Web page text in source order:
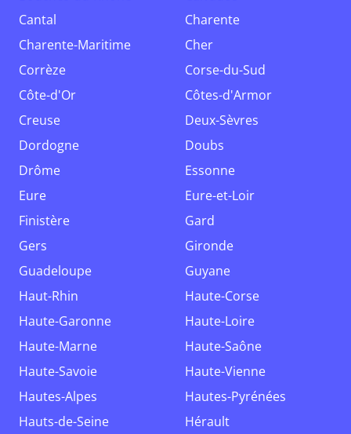
Cantal
Charente
Charente-Maritime
Cher
Corrèze
Corse-du-Sud
Côte-d'Or
Côtes-d'Armor
Creuse
Deux-Sèvres
Dordogne
Doubs
Drôme
Essonne
Eure
Eure-et-Loir
Finistère
Gard
Gers
Gironde
Guadeloupe
Guyane
Haut-Rhin
Haute-Corse
Haute-Garonne
Haute-Loire
Haute-Marne
Haute-Saône
Haute-Savoie
Haute-Vienne
Hautes-Alpes
Hautes-Pyrénées
Hauts-de-Seine
Hérault